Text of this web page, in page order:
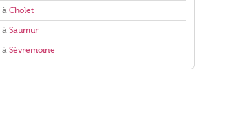
à Cholet
à Saumur
à Sèvremoine